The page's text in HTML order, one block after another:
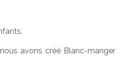
avons créé Blanc-manger